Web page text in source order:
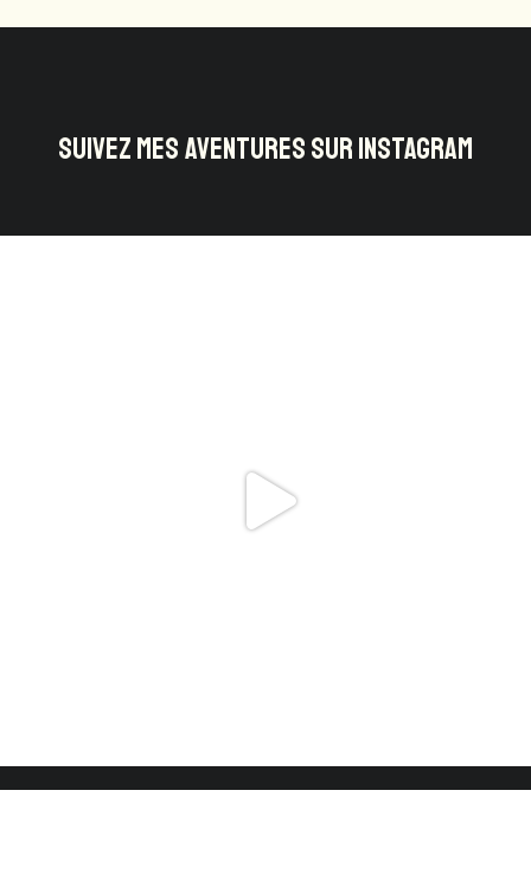
SUIVEZ MES AVENTURES SUR INSTAGRAM